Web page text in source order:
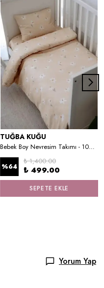
TUĞBA KUĞU
Bebek Boy Nevresim Takımı - 100x150 cm
%64
₺ 1,400.00
₺ 499.00
SEPETE EKLE
Yorum Yap